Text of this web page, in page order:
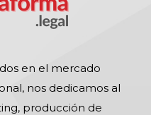
en el mercado
nos dedicamos al
producción de